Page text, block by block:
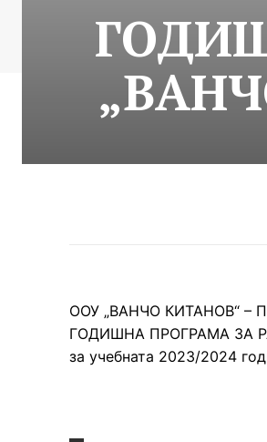
ООУ „ВАНЧО КИТАНОВ“ –
ГОДИШНА ПРОГРАМА ЗА
за учебната 2023/2024